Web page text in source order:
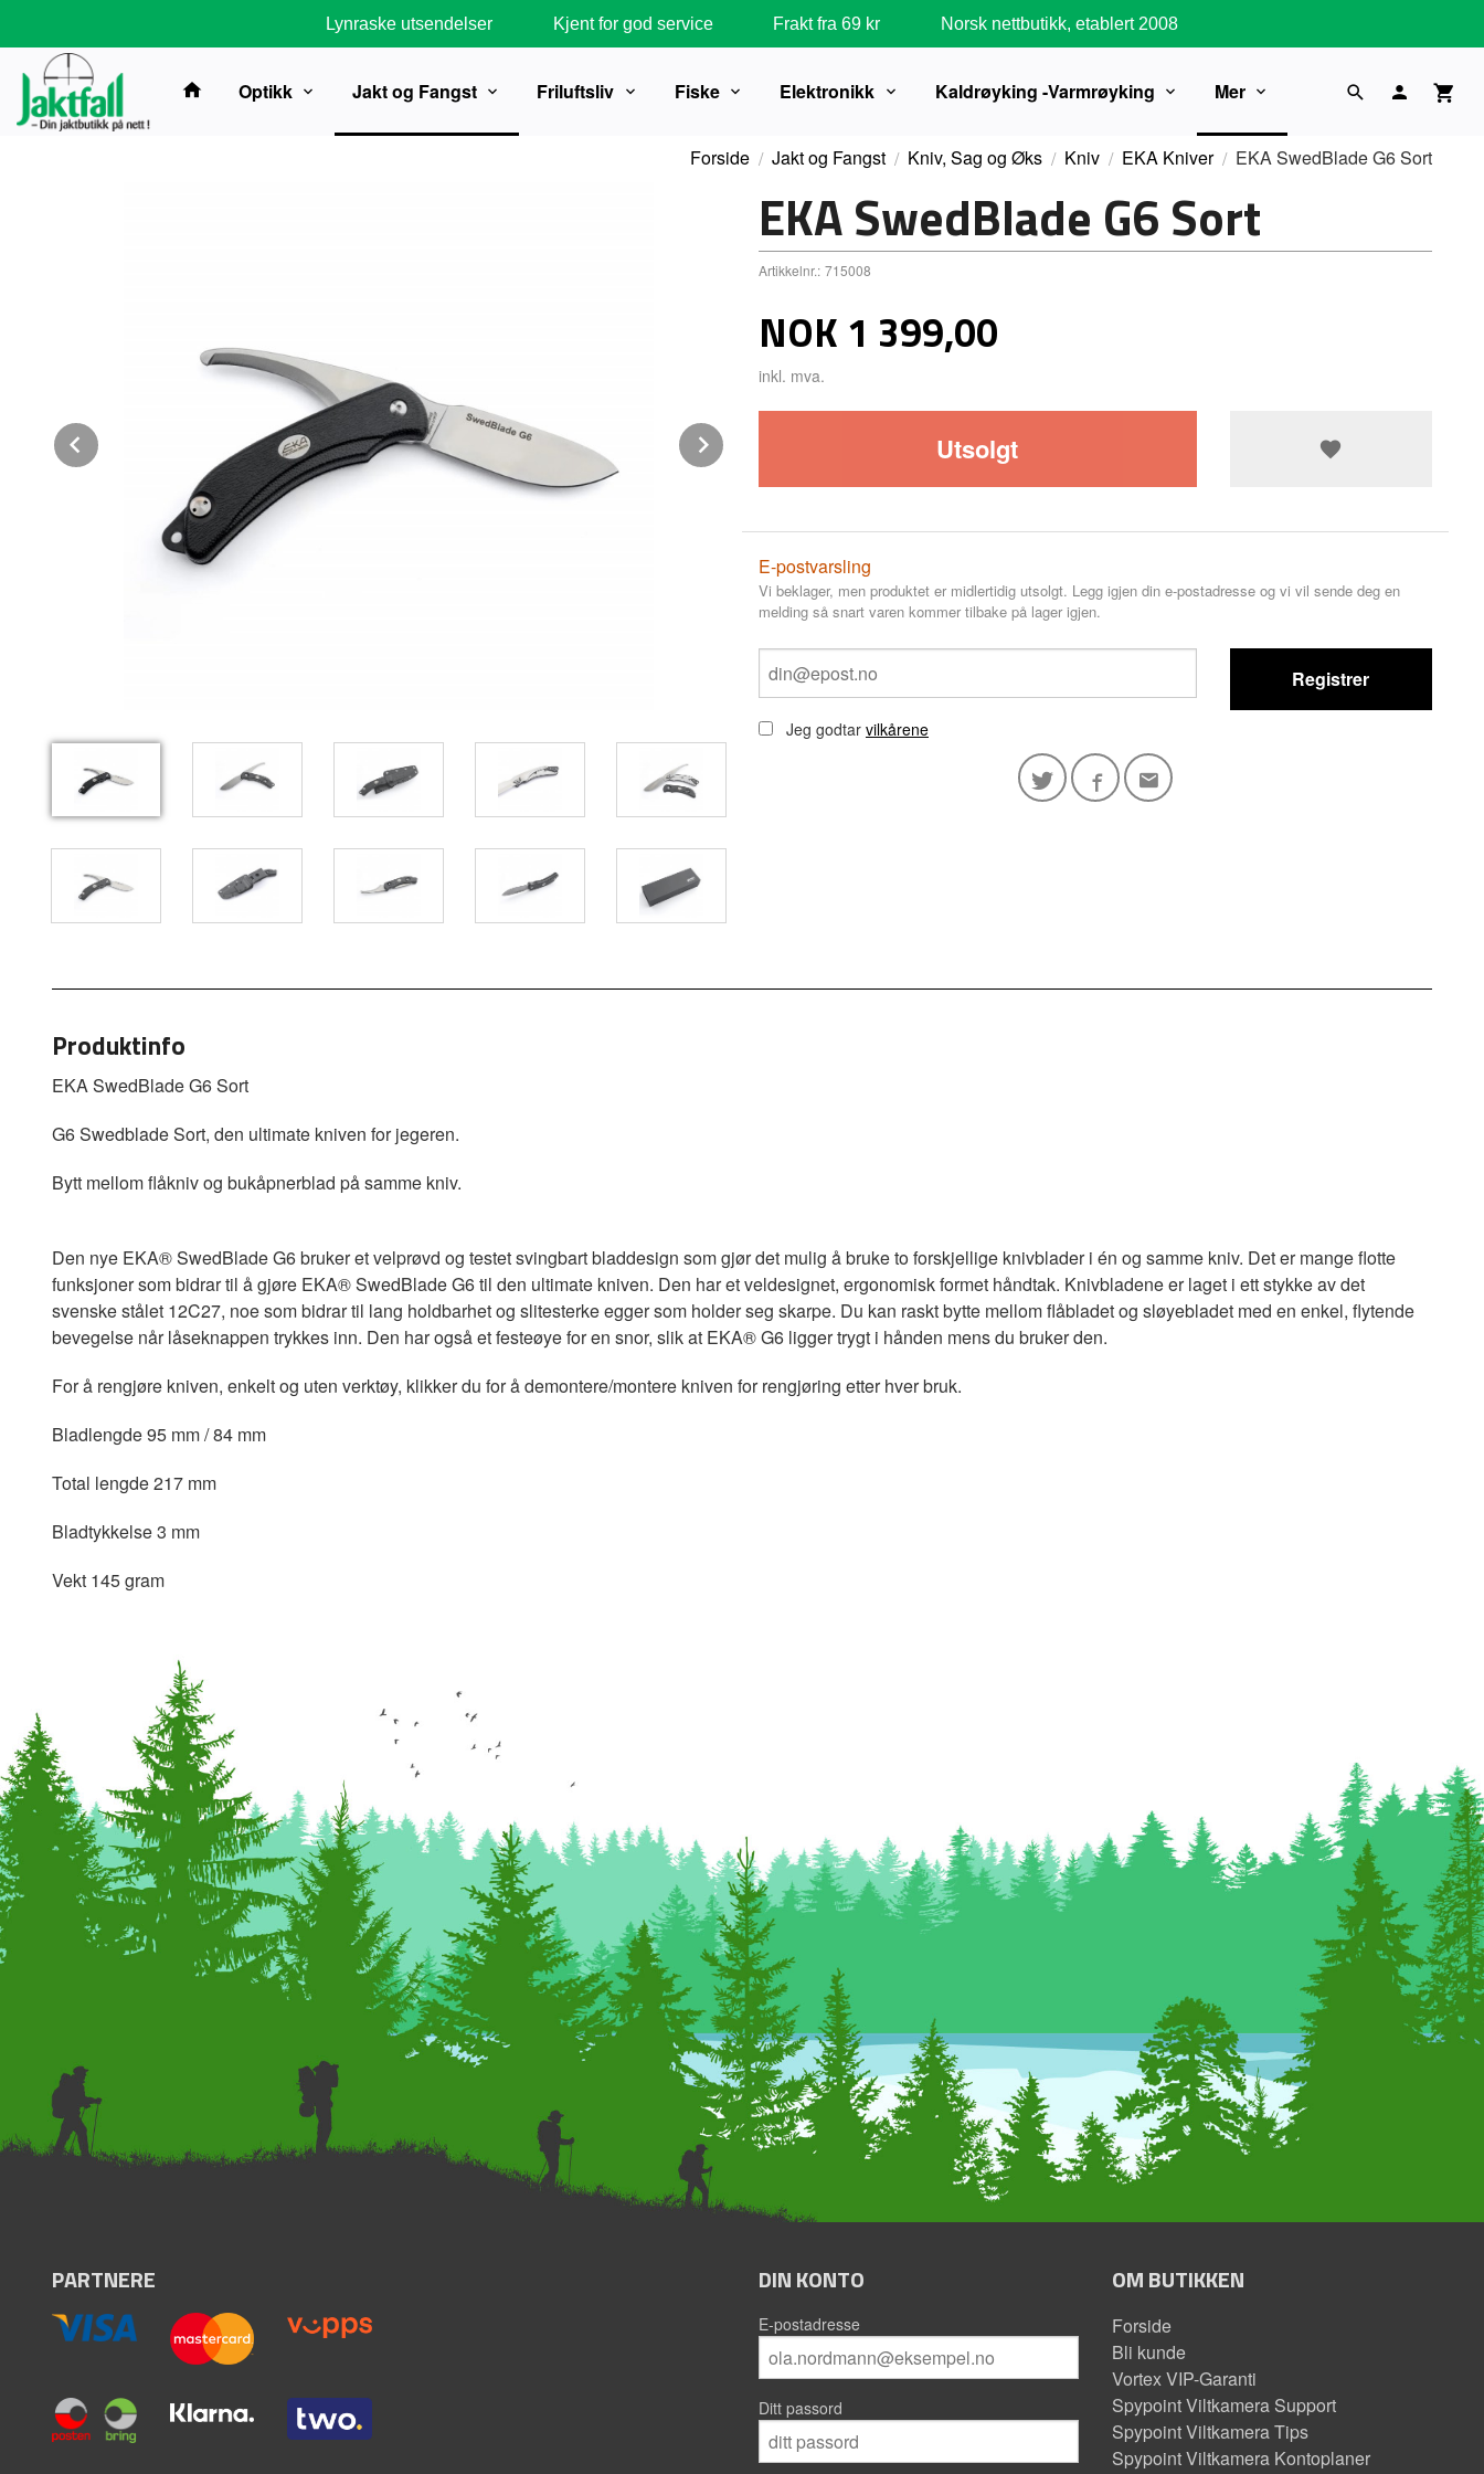
innholdet
Lynraske utsendelser Kjent for god service Frakt fra 69 kr Norsk nettbutikk, etablert 2008
Optikk Jakt og Fangst Friluftsliv Fiske Elektronikk Kaldrøyking -Varmrøyking Mer
Forside Jakt og Fangst Kniv, Sag og Øks Kniv EKA Kniver EKA SwedBlade G6 Sort
EKA SwedBlade G6 Sort
Artikkelnr.: 715008
Pris
NOK 1 399,00
inkl. mva.
Utsolgt
E-postvarsling
Vi beklager, men produktet er midlertidig utsolgt. Legg igjen din e-postadresse og vi vil sende deg en
melding så snart varen kommer tilbake på lager igjen.
Jeg godtar vilkårene
Registrer
Produktinfo
EKA SwedBlade G6 Sort
G6 Swedblade Sort, den ultimate kniven for jegeren.
Bytt mellom flåkniv og bukåpnerblad på samme kniv.
Den nye EKA® SwedBlade G6 bruker et velprøvd og testet svingbart bladdesign som gjør det mulig å bruke to forskjellige knivblader i én og samme kniv. Det er mange flotte
funksjoner som bidrar til å gjøre EKA® SwedBlade G6 til den ultimate kniven. Den har et veldesignet, ergonomisk formet håndtak. Knivbladene er laget i ett stykke av det
svenske stålet 12C27, noe som bidrar til lang holdbarhet og slitesterke egger som holder seg skarpe. Du kan raskt bytte mellom flåbladet og sløyebladet med en enkel, flytende
bevegelse når låseknappen trykkes inn. Den har også et festeøye for en snor, slik at EKA® G6 ligger trygt i hånden mens du bruker den.
For å rengjøre kniven, enkelt og uten verktøy, klikker du for å demontere/montere kniven for rengjøring etter hver bruk.
Bladlengde 95 mm / 84 mm
Total lengde 217 mm
Bladtykkelse 3 mm
Vekt 145 gram
PARTNERE DIN KONTO
E-postadresse
Ditt passord
OM BUTIKKEN
Forside
Bli kunde
Vortex VIP-Garanti
Spypoint Viltkamera Support
Spypoint Viltkamera Tips
Spypoint Viltkamera Kontoplaner